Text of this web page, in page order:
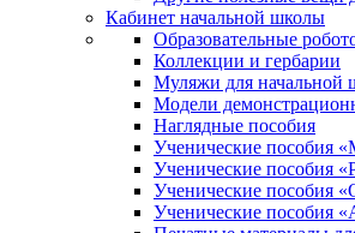
Кабинет начальной школы
Образовательные
Коллекции и гербарии
Муляжи для начальной
Модели
Наглядные пособия
Ученические пособия
Ученические пособия
Ученические пособия
Ученические пособия